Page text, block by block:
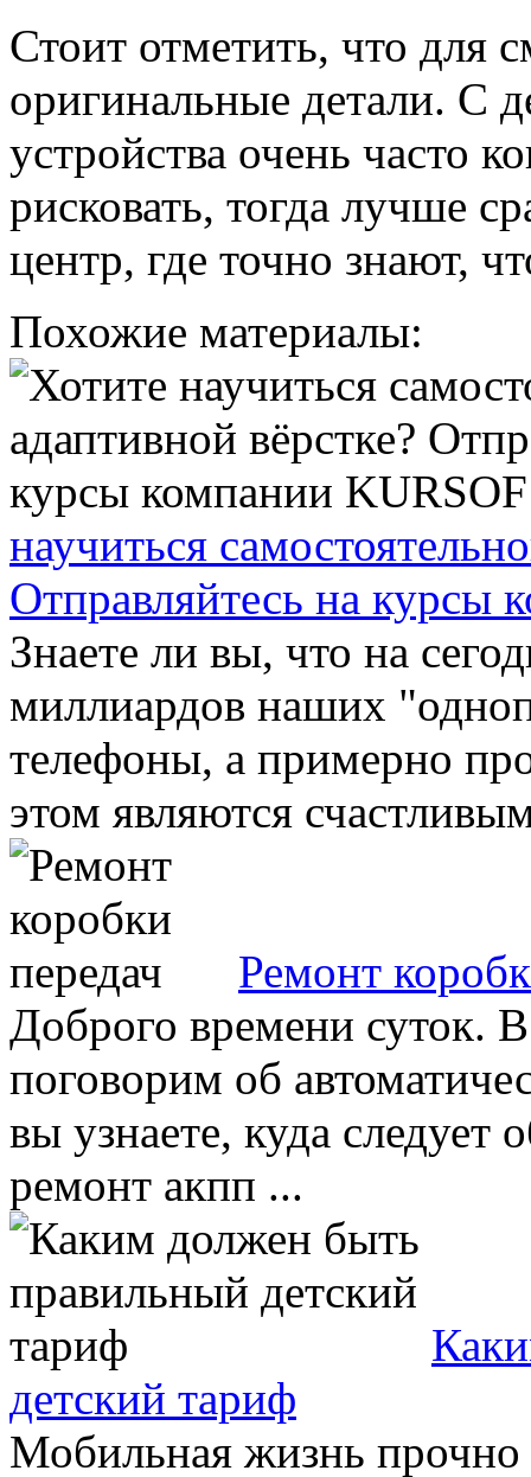
Стоит отметить, что для
оригинальные детали. С
устройства очень часто
рисковать, тогда лучше
центр, где точно знают,
Похожие материалы:
научиться
Отправляйтесь на курсы
Знаете ли вы, что на
миллиардов наших
телефоны, а примерно
этом являются
Ремонт
Доброго времени суток.
поговорим об
вы узнаете, куда следует
ремонт акпп ...
детский тариф
Мобильная жизнь